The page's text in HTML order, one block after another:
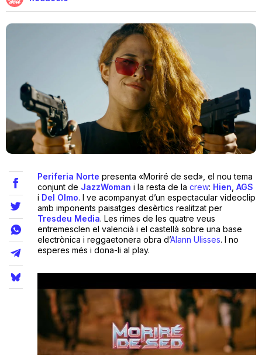
Festivals
Teatre
Internet
Opinió
Llibres
La Llista
Llocs
Periferia Norte presenta «Moriré de sed», el nou tema
conjunt de JazzWoman i la resta de la crew: Hien AGS
i Del Olmo. I ve acompanyat d’un espectacular videoclip
amb imponents paisatges desèrtics realitzat per
Tresdeu Media. Les rimes de les quatre veus
entremesclen el valencià i el castellà sobre una base
electrònica i reggaetonera obra d’Alann Ulisses. I no
esperes més i dona-li al play.